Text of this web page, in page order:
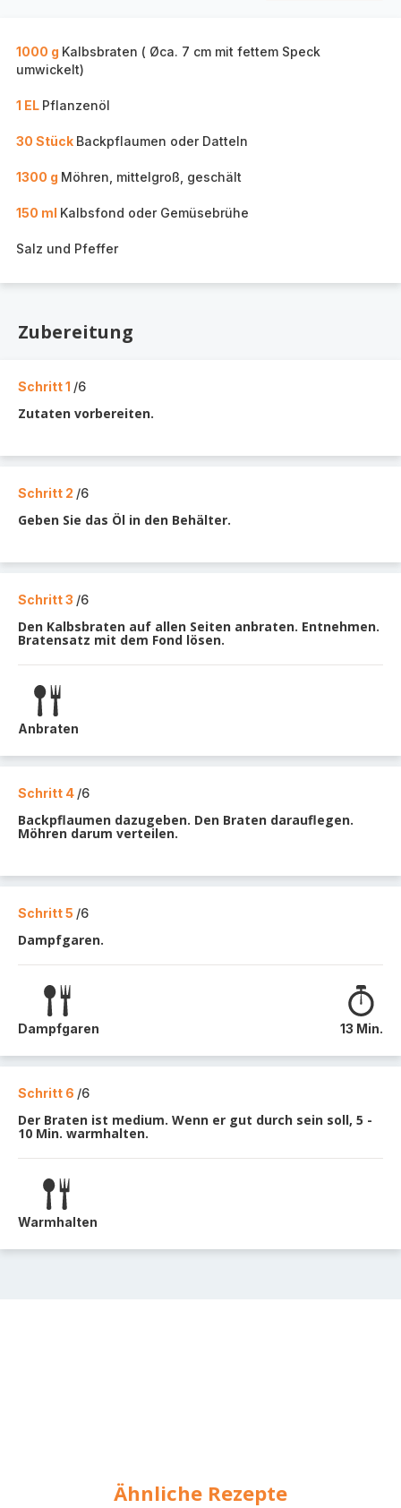
1000 g Kalbsbraten ( Øca. 7 cm mit fettem Speck
umwickelt)
1 EL Pflanzenöl
30 Stück Backpflaumen oder Datteln
1300 g Möhren, mittelgroß, geschält
150 ml Kalbsfond oder Gemüsebrühe
Salz und Pfeffer
Zubereitung
Schritt 1 /6
Zutaten vorbereiten.
Schritt 2 /6
Geben Sie das Öl in den Behälter.
Schritt 3 /6
Den Kalbsbraten auf allen Seiten anbraten. Entnehmen.
Bratensatz mit dem Fond lösen.
Anbraten
Schritt 4 /6
Backpflaumen dazugeben. Den Braten darauflegen.
Möhren darum verteilen.
Schritt 5 /6
Dampfgaren.
Dampfgaren 13 Min.
Schritt 6 /6
Der Braten ist medium. Wenn er gut durch sein soll, 5 -
10 Min. warmhalten.
Warmhalten
Ähnliche Rezepte